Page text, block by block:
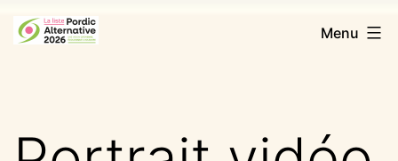
Aller
auPordic
Menu